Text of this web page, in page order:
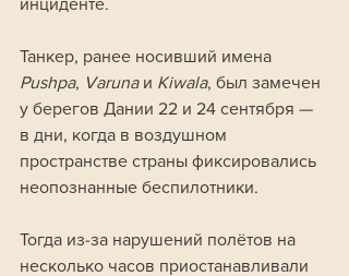
Танкер, ранее носивший имена
Pushpa, Varuna и Kiwala, был замечен
у берегов Дании 22 и 24 сентября —
в дни, когда в воздушном
пространстве страны фиксировались
неопознанные беспилотники.
Тогда из-за нарушений полётов на
несколько часов приостанавливали